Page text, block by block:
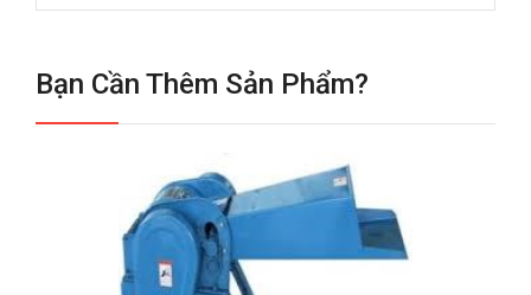
Bạn Cần Thêm Sản Phẩm?